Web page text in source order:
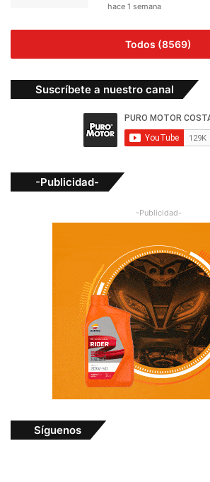
hace 1 semana
Todos (8569)
Suscríbete a nuestro canal
-Publicidad-
-Publicidad-
Síguenos